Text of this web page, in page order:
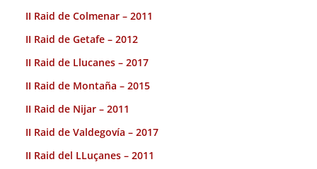
II Raid de Colmenar – 2011
II Raid de Getafe – 2012
II Raid de Llucanes – 2017
II Raid de Montaña – 2015
II Raid de Nijar – 2011
II Raid de Valdegovía – 2017
II Raid del LLuçanes – 2011